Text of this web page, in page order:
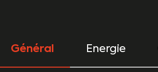
Général Energie